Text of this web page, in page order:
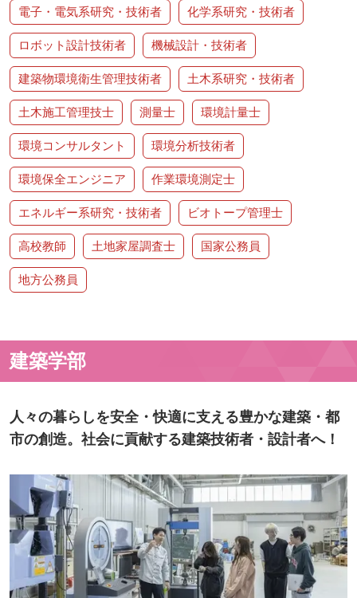
電子・電気系研究・技術者 化学系研究・技術者
ロボット設計技術者 機械設計・技術者
建築物環境衛生管理技術者 土木系研究・技術者
土木施工管理技士 測量士 環境計量士
環境コンサルタント 環境分析技術者
環境保全エンジニア 作業環境測定士
エネルギー系研究・技術者 ビオトープ管理士
高校教師 土地家屋調査士 国家公務員
地方公務員
建築学部
人々の暮らしを安全・快適に支える豊かな建築・都
市の創造。社会に貢献する建築技術者・設計者へ！